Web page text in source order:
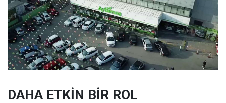
DAHA ETKİN BİR ROL